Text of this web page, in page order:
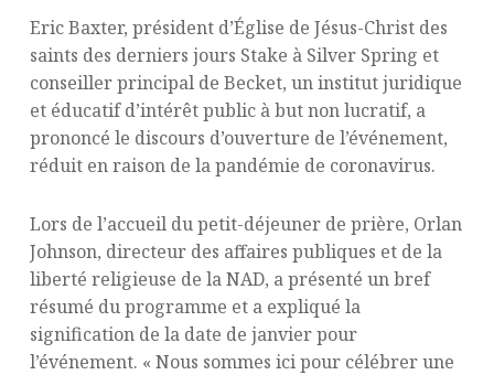
Eric Baxter, président d’Église de Jésus-Christ des
saints des derniers jours Stake à Silver Spring et
conseiller principal de Becket, un institut juridique
et éducatif d’intérêt public à but non lucratif, a
prononcé le discours d’ouverture de l’événement,
réduit en raison de la pandémie de coronavirus.
Lors de l’accueil du petit-déjeuner de prière, Orlan
Johnson, directeur des affaires publiques et de la
liberté religieuse de la NAD, a présenté un bref
résumé du programme et a expliqué la
signification de la date de janvier pour
l’événement. « Nous sommes ici pour célébrer une